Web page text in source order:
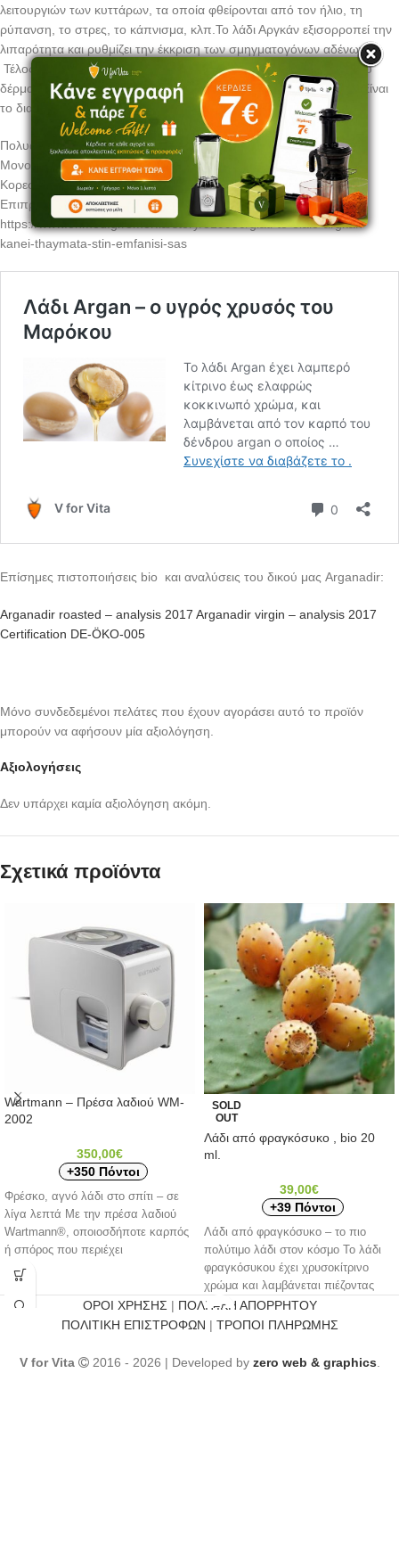
λειτουργιών των κυττάρων, τα οποία φθείρονται από τον ήλιο, τη
ρύπανση, το στρες, το κάπνισμα, κλπ.Το λάδι Αργκάν εξισορροπεί την
λιπαρότητα και ρυθμίζει την έκκριση των σμηγματογόνων αδένων.
Τέλος, το λάδι Αργκάν είναι επίσης γνωστό για την ενυδάτωση του
δέρματος , τη θεραπεία της ακμής, εκζέματος και της ψωρίασης. Είναι
το διαμάντι της κοσμετολογίας.
Πολυακόρεστα λιπαρά οξέα : 35 – 40%
Μονο-ακόρεστα λιπαρά οξέα : 42 – 45%
Kορεσμένα λιπαρά οξέα : 17 – 21%
Επιπρόσθετες πληροφορίες :
https://www.onmed.gr/omorfia/story/319950/giati-to-elaio-argkan-
kanei-thaymata-stin-emfanisi-sas
Επίσημες πιστοποιήσεις bio και αναλύσεις του δικού μας Arganadir:
Arganadir roasted – analysis 2017 Arganadir virgin – analysis 2017
Certification DE-ÖKO-005
Αξιολογήσεις
Δεν υπάρχει καμία αξιολόγηση ακόμη.
Μόνο συνδεδεμένοι πελάτες που έχουν αγοράσει αυτό το προϊόν
μπορούν να αφήσουν μία αξιολόγηση.
Σχετικά προϊόντα
Wartmann – Πρέσα λαδιού WM-
2002
350,00€
+350 Πόντοι
Φρέσκο, αγνό λάδι στο σπίτι – σε
λίγα λεπτά Με την πρέσα λαδιού
Wartmann®, οποιοσδήποτε καρπός
ή σπόρος που περιέχει
SOLD
OUT
Λάδι από φραγκόσυκο , bio 20
ml.
39,00€
+39 Πόντοι
Λάδι από φραγκόσυκο – το πιο
πολύτιμο λάδι στον κόσμο Το λάδι
φραγκόσυκου έχει χρυσοκίτρινο
χρώμα και λαμβάνεται πιέζοντας
τους
ΟΡΟΙ ΧΡΗΣΗΣ | ΠΟΛΙΤΙΚΗ ΑΠΟΡΡΗΤΟΥ
ΠΟΛΙΤΙΚΗ ΕΠΙΣΤΡΟΦΩΝ | ΤΡΟΠΟΙ ΠΛΗΡΩΜΗΣ
V for Vita 2016 - 2026 | Developed by zero web & graphics